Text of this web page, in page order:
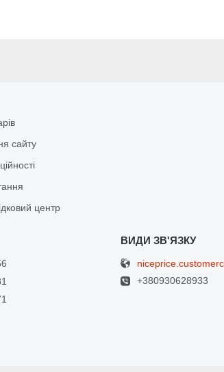
сайту
центр
+380930628933